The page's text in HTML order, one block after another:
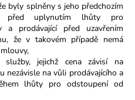
byly splněny s jeho předchozím
před uplynutím lhůty pro
a prodávající před uzavřením
že v takovém případě nemá
jejichž cena závisí na
nezávisle na vůli prodávajícího a
lhůty pro odstoupení od